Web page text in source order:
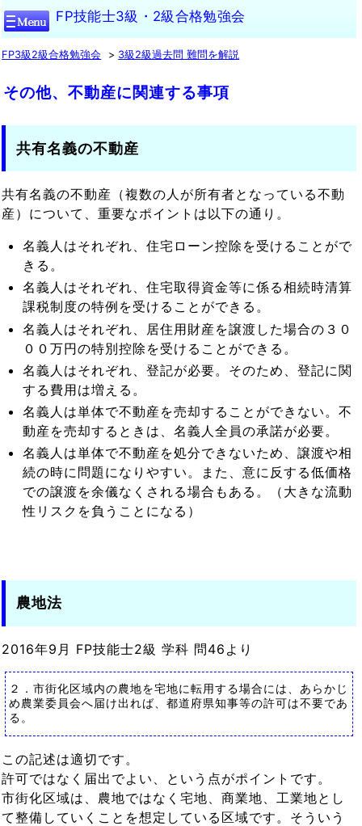
FP技能士3級・2級合格勉強会
FP3級2級合格勉強会 3級2級過去問 難問を解説
その他、不動産に関連する事項
共有名義の不動産
共有名義の不動産（複数の人が所有者となっている不動
産）について、重要なポイントは以下の通り。
名義人はそれぞれ、住宅ローン控除を受けることがで
きる。
名義人はそれぞれ、住宅取得資金等に係る相続時清算
課税制度の特例を受けることができる。
名義人はそれぞれ、居住用財産を譲渡した場合の３０
００万円の特別控除を受けることができる。
名義人はそれぞれ、登記が必要。そのため、登記に関
する費用は増える。
名義人は単体で不動産を売却することができない。不
動産を売却するときは、名義人全員の承諾が必要。
名義人は単体で不動産を処分できないため、譲渡や相
続の時に問題になりやすい。また、意に反する低価格
での譲渡を余儀なくされる場合もある。（大きな流動
性リスクを負うことになる）
農地法
2016年9月 FP技能士2級 学科 問46より
２．市街化区域内の農地を宅地に転用する場合には、あらかじ
め農業委員会へ届け出れば、都道府県知事等の許可は不要であ
る。
この記述は適切です。
許可ではなく届出でよい、という点がポイントです。
市街化区域は、農地ではなく宅地、商業地、工業地とし
て整備していくことを想定している区域です。そういう